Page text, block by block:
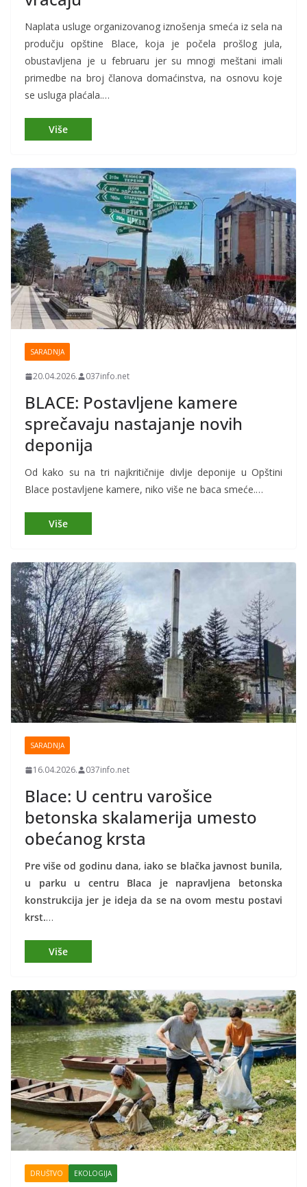
Naplata usluge organizovanog iznošenja smeća iz sela na
produčju opštine Blace, koja je počela prošlog jula,
obustavljena je u februaru jer su mnogi meštani imali
primedbe na broj članova domaćinstva, na osnovu koje
se usluga plaćala.…
SARADNJA
20.04.2026. 037info.net
BLACE: Postavljene kamere
sprečavaju nastajanje novih
deponija
Od kako su na tri najkritičnije divlje deponije u Opštini
Blace postavljene kamere, niko više ne baca smeće.…
SARADNJA
16.04.2026. 037info.net
Blace: U centru varošice
betonska skalamerija umesto
obećanog krsta
Pre više od godinu dana, iako se blačka javnost bunila,
u parku u centru Blaca je napravljena betonska
konstrukcija jer je ideja da se na ovom mestu postavi
krst.…
DRUŠTVO EKOLOGIJA